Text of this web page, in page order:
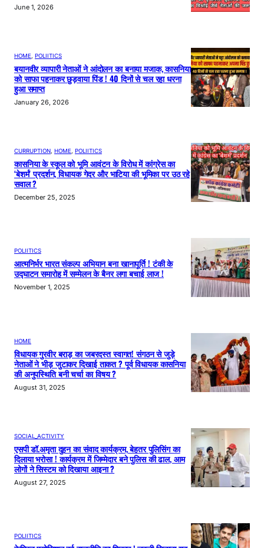
June 1, 2026
HOME POLIITICS
बयानवीर व्यापारी नेताओं ने आंदोलन का बनाया मजाक, कासनिया
को साफा पहनाकर छुड़वाया पिंड ! 40 दिनों से चल रहा धरना
हुआ समाप्त
January 26, 2026
CURRUPTION HOME POLIITICS
कासनिया के स्कूल को भूमि आवंटन के विरोध में कांग्रेस का
‘बेशर्म’ प्रदर्शन, विधायक गेदर और भाटिया की भूमिका पर उठ रहे
सवाल ?
December 25, 2025
POLIITICS
आत्मनिर्भर भारत संकल्प अभियान बना खानापूर्ति ! टंकी के
उद्घाटन समारोह में सम्मेलन के बैनर लगा बचाई लाज !
November 1, 2025
HOME
विधायक गुरवीर बराड़ का जबरदस्त स्वागत! संगठन से जुड़े
नेताओं ने भीड़ जुटाकर दिखाई ताकत ? पूर्व विधायक कासनिया
की अनुपस्थिति बनी चर्चा का विषय ?
August 31, 2025
SOCIAL_ACTIVITY
एसपी डॉ.अमृता दुहन का संवाद कार्यक्रम, बेहतर पुलिसिंग का
दिलाया भरोसा ! कार्यक्रम में जिम्मेदार बने पुलिस की ढाल, आम
लोगों ने सिस्टम को दिखाया आइना ?
August 27, 2025
POLIITICS